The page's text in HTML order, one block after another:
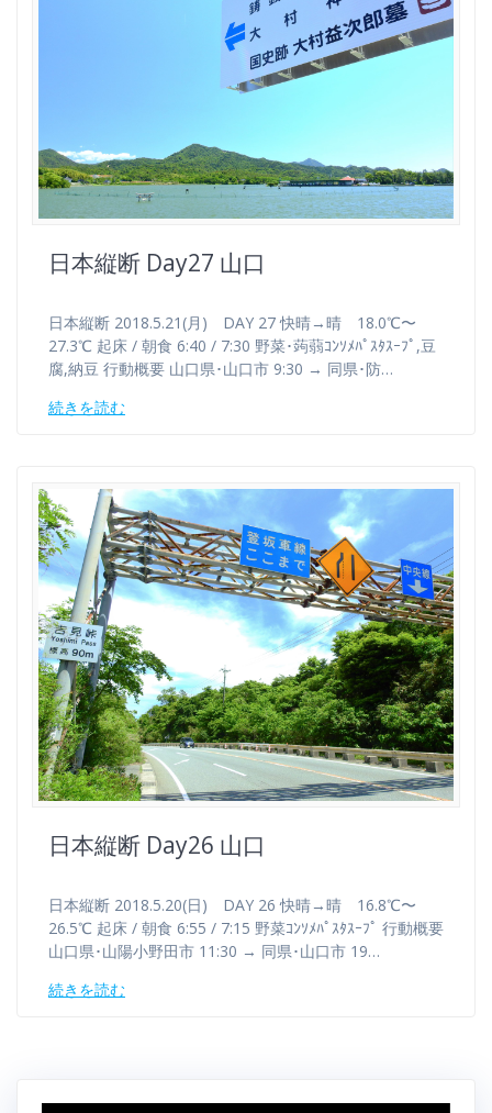
日本縦断 Day27 山口
日本縦断 2018.5.21(月) DAY 27 快晴→晴 18.0℃〜
27.3℃ 起床 / 朝食 6:40 / 7:30 野菜･蒟蒻ｺﾝｿﾒﾊﾟｽﾀｽｰﾌﾟ,豆
腐,納豆 行動概要 山口県･山口市 9:30 → 同県･防…
続きを読む
日本縦断 Day26 山口
日本縦断 2018.5.20(日) DAY 26 快晴→晴 16.8℃〜
26.5℃ 起床 / 朝食 6:55 / 7:15 野菜ｺﾝｿﾒﾊﾟｽﾀｽｰﾌﾟ 行動概要
山口県･山陽小野田市 11:30 → 同県･山口市 19…
続きを読む